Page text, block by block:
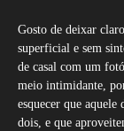
Gosto de deixar
superficial e sem
de casal com um
meio intimidante,
esquecer que aquele
dois, e que